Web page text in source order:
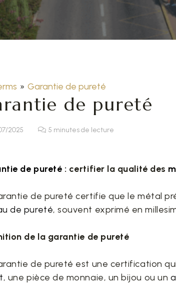
» Garantie de pureté
de pureté
2025 5 minutes de lecture
de pureté : certifier la qualité des
de pureté certifie que le métal
de pureté, souvent exprimé en
de la garantie de pureté
de pureté est une certification
, une pièce de monnaie, un bijou ou un